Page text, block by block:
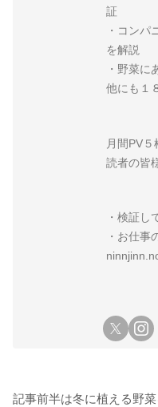
証
・コンパ
を解説
・野菜に
他にも１
月間PV５
読者の皆
・検証し
・お仕事
記事前半は冬に植える野菜